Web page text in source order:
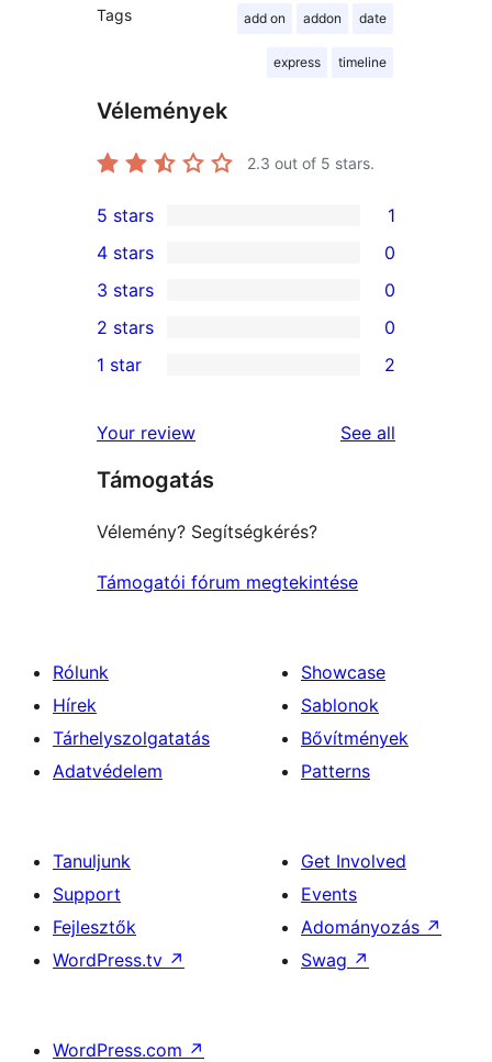
Tags add on addon date
express timeline
Vélemények
2.3 out of 5 stars.
1
5-
star
review
5 stars 1
4-
star
reviews
4 stars 0
0
3-
star
3 stars 0
2-
reviews
2 stars 0
star
reviews
1 star 2
Your review See all
Támogatás
Vélemény? Segítségkérés?
Támogatói fórum megtekintése
Rólunk
Hírek
Tárhelyszolgatatás
Adatvédelem
Showcase
Sablonok
Bővítmények
Patterns
Tanuljunk
Support
Fejlesztők
WordPress.tv ↗
Get Involved
Events
Adományozás ↗
Swag ↗
WordPress.com ↗